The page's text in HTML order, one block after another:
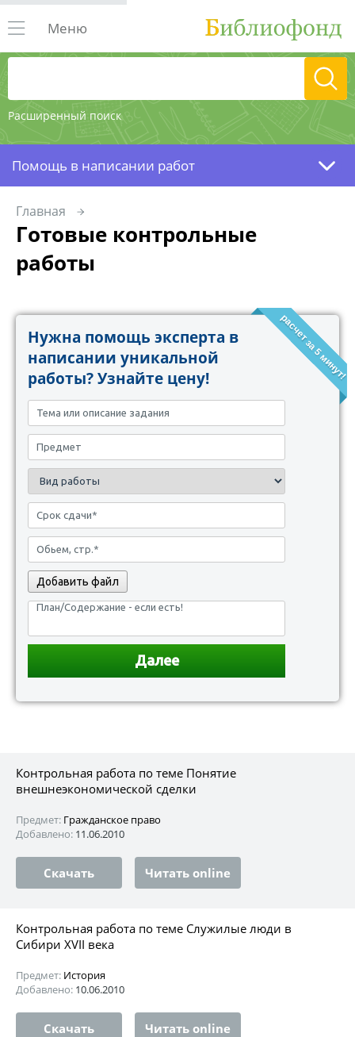
Расширенный поиск
Меню
Помощь в написании работ
Главная
Готовые контрольные
работы
расчет за 5 минут!
Нужна помощь эксперта в
написании уникальной
работы? Узнайте цену!
Добавить файл
Контрольная работа по теме Понятие
внешнеэкономической сделки
Предмет: Гражданское право
Добавлено: 11.06.2010
Скачать Читать online
Контрольная работа по теме Служилые люди в
Сибири XVII века
Предмет: История
Добавлено: 10.06.2010
Скачать Читать online